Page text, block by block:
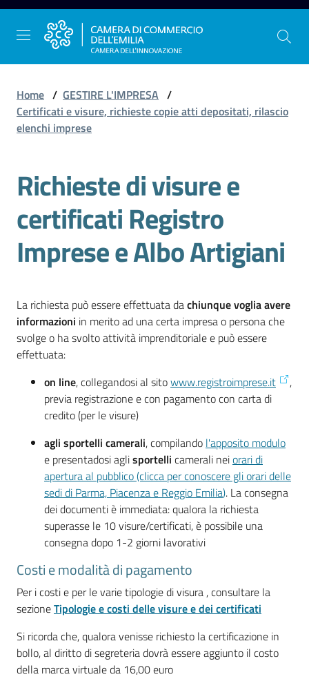
Vai al contenuto
Vai alla navigazione
Vai al footer
dell'Emilia
Gestire
l'impresa
Promuovere
l'impresa
e
il
Tutelare
l'Impresa
Consumatore
L'impresa
digitale
Prenotazioni
Home / GESTIRE L'IMPRESA /
Certificati e visure, richieste copie atti depositati, rilascio
elenchi imprese
Richieste di visure e
certificati Registro
Imprese e Albo Artigiani
La richiesta può essere effettuata dachiunque voglia avere
informazioni in merito ad una certa impresa o persona che
svolge o ha svolto attività imprenditoriale e può essere
effettuata:
on line, collegandosi al sitowww.registroimprese.it
,
previa registrazione e con pagamento con carta di
credito (per le visure)
agli sportelli camerali, compilando l'apposito modulo
e presentadosi aglisportelli camerali neiorari di
apertura al pubblico (clicca per conoscere gli orari delle
sedi di Parma, Piacenza e Reggio Emilia). La consegna
dei documenti è immediata: qualora la richiesta
superasse le 10 visure/certificati, è possibile una
consegna dopo 1-2 giorni lavorativi
Costi e modalità di pagamento
Per i costi e per le varie tipologie di visura , consultare la
sezioneTipologie e costi delle visure e dei certificati
Si ricorda che, qualora venisse richiesto la certificazione in
bollo, al diritto di segreteria dovrà essere aggiunto il costo
della marca virtuale da 16,00 euro